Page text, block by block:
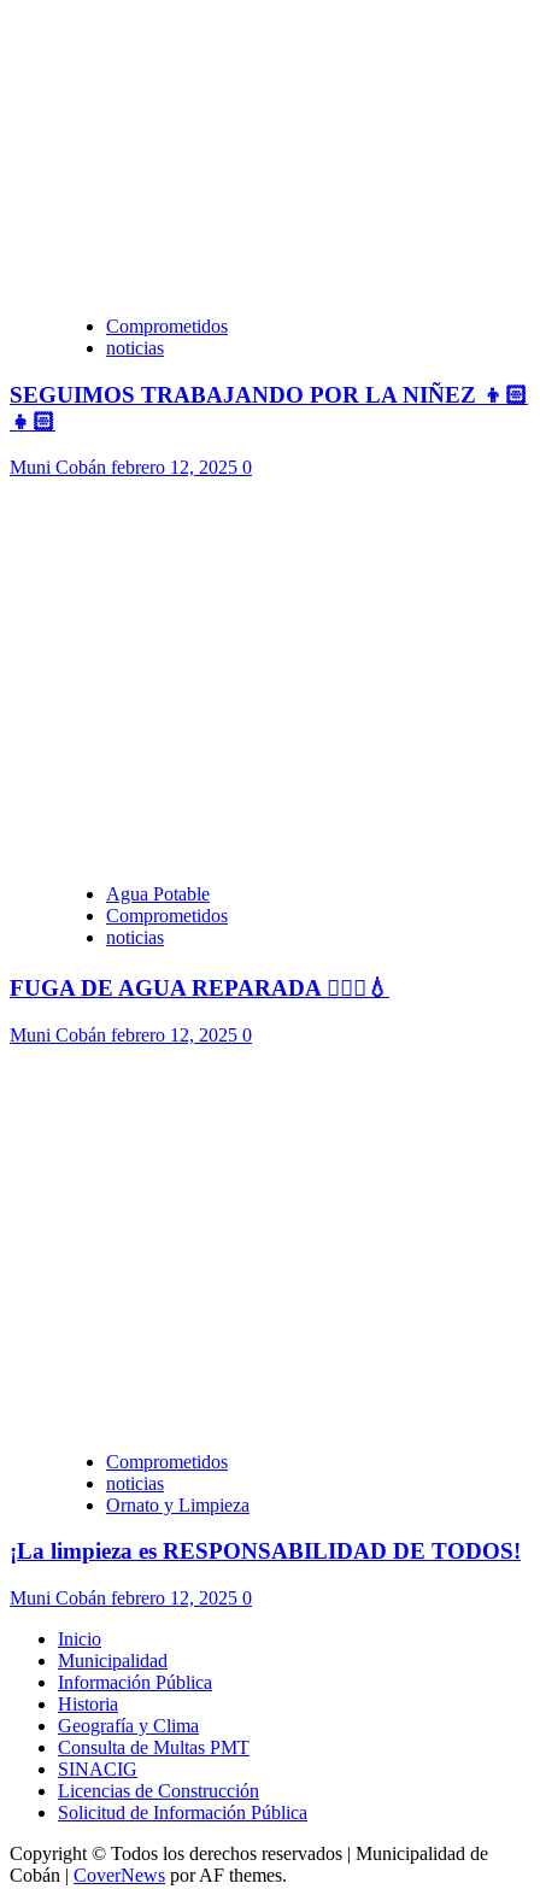
Comprometidos
noticias
SEGUIMOS TRABAJANDO POR LA NIÑEZ 👦🏻
👧🏻
Muni Cobán febrero 12, 2025 0
Agua Potable
Comprometidos
noticias
FUGA DE AGUA REPARADA 👷🏻‍♂️💧
Muni Cobán febrero 12, 2025 0
Comprometidos
noticias
Ornato y Limpieza
¡La limpieza es RESPONSABILIDAD DE TODOS!
Muni Cobán febrero 12, 2025 0
Inicio
Municipalidad
Información Pública
Historia
Geografía y Clima
Consulta de Multas PMT
SINACIG
Licencias de Construcción
Solicitud de Información Pública
Copyright © Todos los derechos reservados | Municipalidad de
Cobán | CoverNews por AF themes.